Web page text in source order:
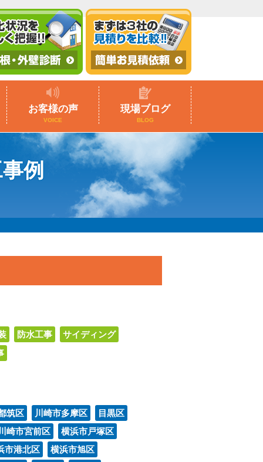
お客様の声
VOICE
現場ブログ
BLOG
例
防水工事
サイディング
筑区 川崎市多摩区
目黒区
崎市宮前区
横浜市戸塚区
市港北区
横浜市旭区